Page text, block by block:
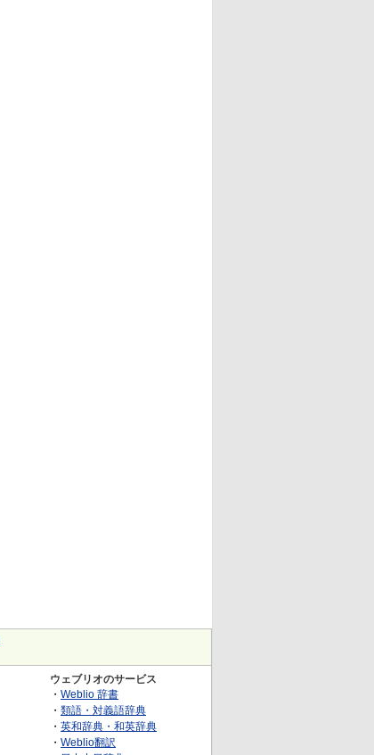
ウェブリオのサービス
・ Weblio 辞書
・ 類語・対義語辞典
・ 英和辞典・和英辞典
・ Weblio翻訳